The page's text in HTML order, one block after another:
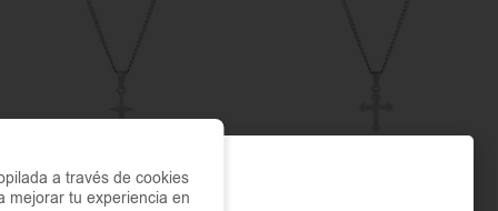
Collar Hombre Plateado Cruz
Clermont
a través de cookies
mejorar tu experiencia en